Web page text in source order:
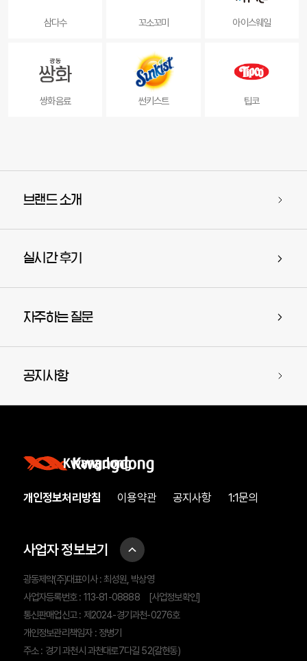
삼다수 꼬소꼬미 아이스웨일
쌍화음료 썬키스트 팁코
브랜드 소개
실시간 후기
자주하는 질문
공지사항
개인정보처리방침 이용약관 공지사항 1:1문의
사업자 정보보기
광동제약(주)대표이사 : 최성원, 박상영
사업자등록번호 : 113-81-08888
[사업정보확인]
통신판매업신고 : 제2024-경기과천-0276호
개인정보관리책임자 : 정병기
주소 : 경기 과천시 과천대로7다길 52(갈현동)